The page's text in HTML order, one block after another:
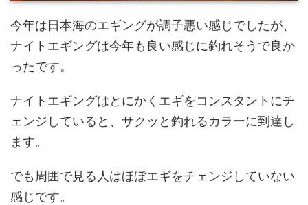
今年は日本海のエギングが調子悪い感じでしたが、
ナイトエギングは今年も良い感じに釣れそうで良か
ったです。
ナイトエギングはとにかくエギをコンスタントにチ
ェンジしていると、サクッと釣れるカラーに到達し
ます。
でも周囲で見る人はほぼエギをチェンジしていない
感じです。